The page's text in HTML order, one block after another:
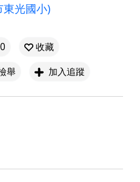
東光國小)
0
收藏
舉 加入追蹤